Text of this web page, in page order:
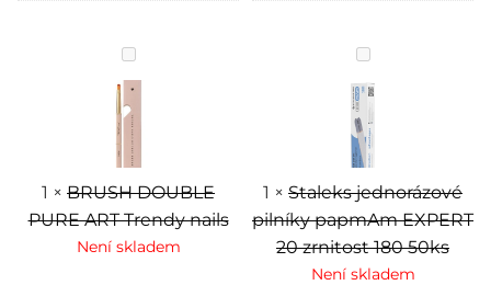
BRUSH
DOUBLE
PURE
ART
Trendy
nails
1 × BRUSH DOUBLE
PURE ART Trendy nails
Není skladem
Staleks
jednorázové
pilníky
papmAm
EXPERT
20
zrnitost
180
50ks
1 × Staleks jednorázové
pilníky papmAm EXPERT
20 zrnitost 180 50ks
Není skladem